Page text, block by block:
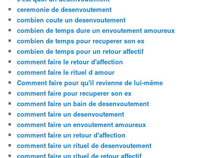
ceremonie de desenvoutement
combien coute un desenvoutement
combien de temps dure un envoutement amoureux
combien de temps pour recuperer son ex
combien de temps pour un retour affectif
comment faire le retour d'affection
comment faire le rituel d amour
Comment faire pour qu'il revienne de lui-même
comment faire pour recuperer son ex
comment faire un bain de desenvoutement
comment faire un desenvoutement
comment faire un envoutement amoureux
comment faire un retour d'affection
comment faire un rituel de desenvoutement
comment faire un rituel de retour affectif